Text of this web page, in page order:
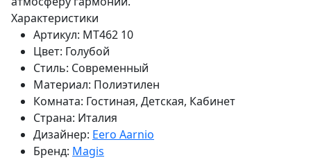
Характеристики
Артикул: MT462 10
Цвет: Голубой
Стиль: Современный
Материал: Полиэтилен
Комната: Гостиная, Детская, Кабинет
Страна: Италия
Дизайнер: Eero Aarnio
Бренд: Magis